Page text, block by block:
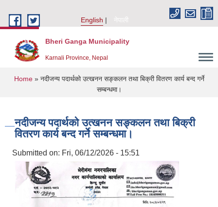
English
नेपाली
Bheri Ganga Municipality
Karnali Province, Nepal
You are here
Home» नदीजन्य पदार्थको उत्खनन सङ्कलन तथा बिक्री वितरण कार्य बन्द गर्ने
सम्बन्धमा।
नदीजन्य पदार्थको उत्खनन सङ्कलन तथा बिक्री
वितरण कार्य बन्द गर्ने सम्बन्धमा।
Submitted on: Fri, 06/12/2026 - 15:51